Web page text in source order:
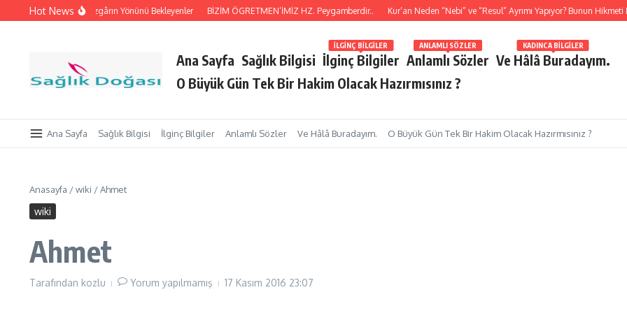
İçeriğe atlaHot News
Tutan Eller Rüzgârın Yönünü Bekleyenler BİZİM ÖGRETMEN’İMİZ HZ. Peygamberdir.. Kur’an Neden “Nebi” ve “Resul” Ayrımı Yapıyor? Bunun Hikmeti
Ana Sayfa Sağlık Bilgisi İlginç Bilgiler
İLGINÇ BILGILER
Anlamlı Sözler
ANLAMLI SÖZLER
Ve Hâlâ Buradayım.
KADINCA BILGILER
O Büyük Gün Tek Bir Hakim Olacak Hazırmısınız ?
Ana Sayfa Sağlık Bilgisi İlginç Bilgiler Anlamlı Sözler Ve Hâlâ Buradayım. O Büyük Gün Tek Bir Hakim Olacak Hazırmısınız ?
Anasayfa /wiki /Ahmet
wiki
Ahmet
Tarafından kozlu Yorum yapılmamış 17 Kasım 2016 23:07